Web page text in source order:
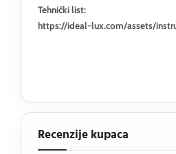
Tehnički list:
https://ideal-lux.com/assets/
Recenzije kupaca